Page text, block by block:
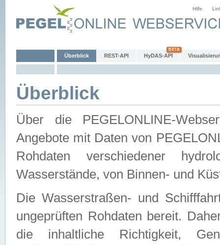
Hilfe
Überblick REST-API HyDAS-API
Überblick
Über die PEGELONLINE-
Angebote mit Daten von
Rohdaten verschiedener
Wasserstände, von Binnen- und
Die Wasserstraßen- und
ungeprüften Rohdaten bereit.
die inhaltliche Richtigkeit,